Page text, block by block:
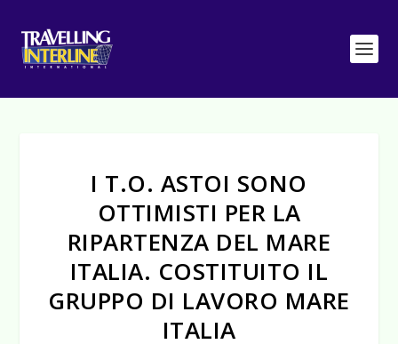
I T.O. ASTOI SONO
OTTIMISTI PER LA
RIPARTENZA DEL MARE
ITALIA. COSTITUITO IL
GRUPPO DI LAVORO MARE
ITALIA